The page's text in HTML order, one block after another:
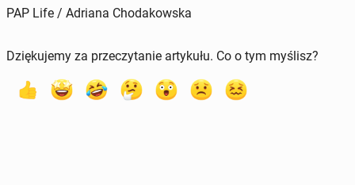
PAP Life / Adriana Chodakowska
Dziękujemy za przeczytanie artykułu. Co o tym myślisz?